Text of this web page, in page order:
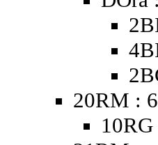
20RM :